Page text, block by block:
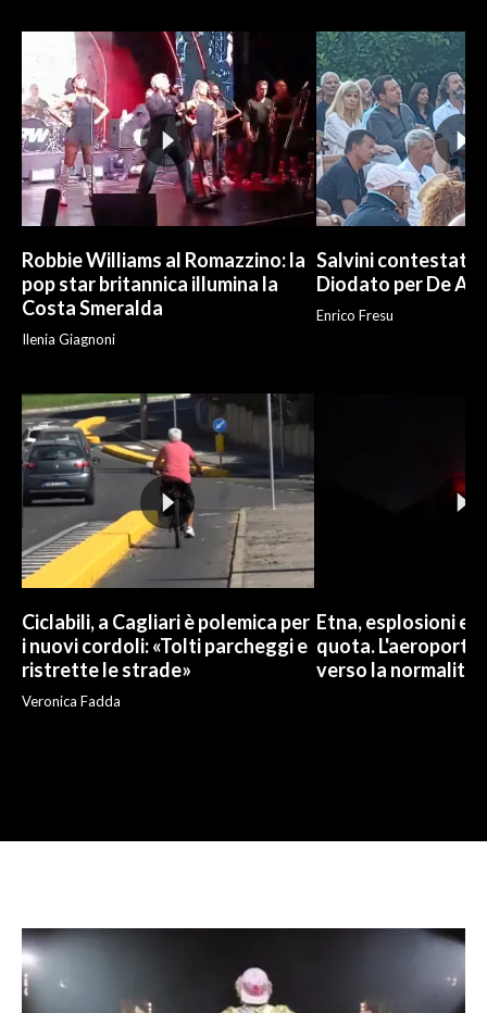
INFO AZIENDE
ABBONATI
ANNUNCI
NECROLOGI
PUBBLICITÀ
SPIAGGE
Robbie Williams al Romazzino: la
pop star britannica illumina la
Costa Smeralda
Ilenia Giagnoni
Salvini contestato
Diodato per De
Enrico Fresu
Ciclabili, a Cagliari è polemica per
i nuovi cordoli: «Tolti parcheggi e
ristrette le strade»
Veronica Fadda
Etna, esplosioni e
quota. L'aeroporto
verso la normalità